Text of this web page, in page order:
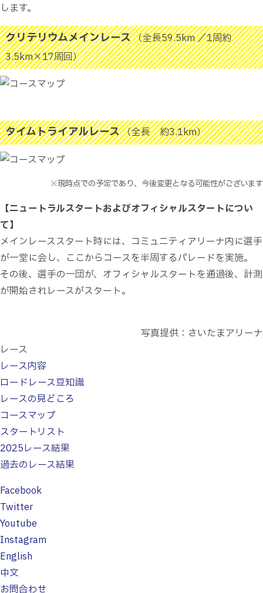
します。
クリテリウムメインレース（全長59.5km ／1周約
3.5km×17周回）
タイムトライアルレース（全長 約3.1km）
※現時点での予定であり、今後変更となる可能性がございます
【ニュートラルスタートおよびオフィシャルスタートについ
て】
メインレーススタート時には、コミュニティアリーナ内に選手
が一堂に会し、ここからコースを半周するパレードを実施。
その後、選手の一団が、オフィシャルスタートを通過後、計測
が開始されレースがスタート。
写真提供：さいたまアリーナ
レース
レース内容
ロードレース豆知識
レースの見どころ
コースマップ
スタートリスト
2025レース結果
過去のレース結果
Facebook
Twitter
Youtube
Instagram
English
中文
お問合わせ